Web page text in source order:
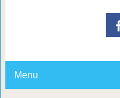
Menu